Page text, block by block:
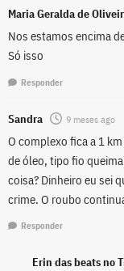
Maria Geralda de
Nos estamos encima
Só isso
Responder
Sandra 9 meses ago
O complexo fica a 1
de óleo, tipo fio
coisa? Dinheiro eu sei
crime. O roubo
Responder
Erin das beats no